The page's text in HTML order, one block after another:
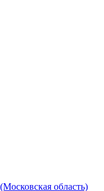
область)